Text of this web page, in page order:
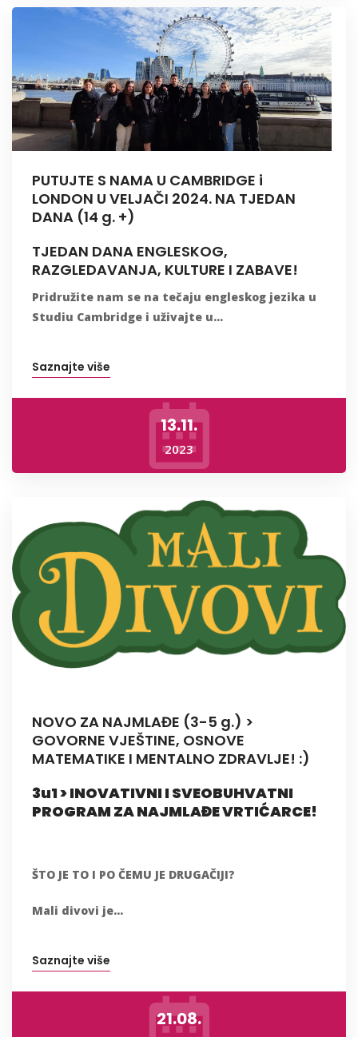
PUTUJTE S NAMA U CAMBRIDGE i
LONDON U VELJAČI 2024. NA TJEDAN
DANA (14 g. +)
TJEDAN DANA ENGLESKOG,
RAZGLEDAVANJA, KULTURE I ZABAVE!
Pridružite nam se na tečaju engleskog jezika u
Studiu Cambridge i uživajte u...
Saznajte više
13.11.
2023
NOVO ZA NAJMLAĐE (3-5 g.) >
GOVORNE VJEŠTINE, OSNOVE
MATEMATIKE I MENTALNO ZDRAVLJE! :)
3u1 > INOVATIVNI I SVEOBUHVATNI
PROGRAM ZA NAJMLAĐE VRTIĆARCE!
ŠTO JE TO I PO ČEMU JE DRUGAČIJI?
Mali divovi je...
Saznajte više
21.08.